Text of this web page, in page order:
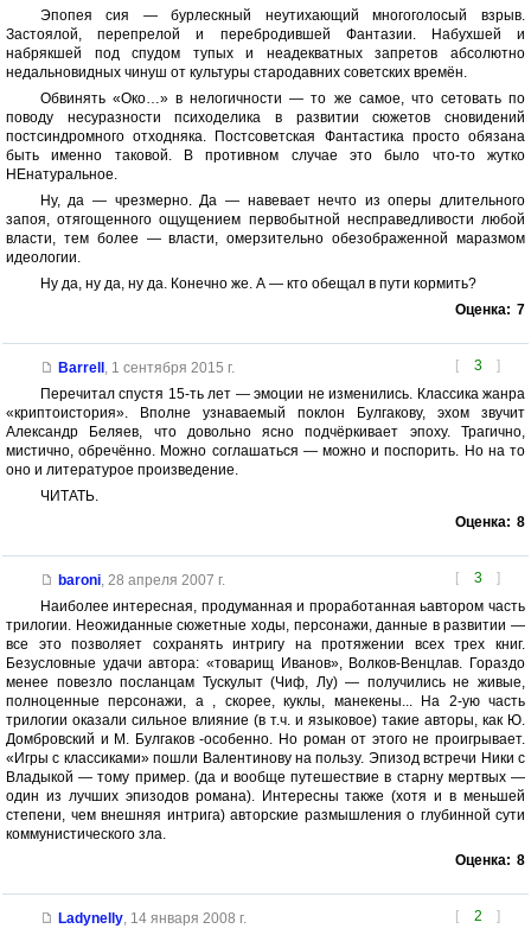
Эпопея сия — бурлескный неутихающий многоголосый взрыв.
Застоялой, перепрелой и перебродившей Фантазии. Набухшей и
набрякшей под спудом тупых и неадекватных запретов абсолютно
недальновидных чинуш от культуры стародавних советских времён.
Обвинять «Око…» в нелогичности — то же самое, что сетовать по
поводу несуразности психоделика в развитии сюжетов сновидений
постсиндромного отходняка. Постсоветская Фантастика просто обязана
быть именно таковой. В противном случае это было что-то жутко
НЕнатуральное.
Ну, да — чрезмерно. Да — навевает нечто из оперы длительного
запоя, отягощенного ощущением первобытной несправедливости любой
власти, тем более — власти, омерзительно обезображенной маразмом
идеологии.
Ну да, ну да, ну да. Конечно же. А — кто обещал в пути кормить?
Оценка: 7
[ 3 ]
Barrell , 1 сентября 2015 г.
Перечитал спустя 15-ть лет — эмоции не изменились. Классика жанра
«криптоистория». Вполне узнаваемый поклон Булгакову, эхом звучит
Александр Беляев, что довольно ясно подчёркивает эпоху. Трагично,
мистично, обречённо. Можно соглашаться — можно и поспорить. Но на то
оно и литературое произведение.
ЧИТАТЬ.
Оценка: 8
[ 3 ]
baroni, 28 апреля 2007 г.
Наиболее интересная, продуманная и проработанная ьавтором часть
трилогии. Неожиданные сюжетные ходы, персонажи, данные в развитии —
все это позволяет сохранять интригу на протяжении всех трех книг.
Безусловные удачи автора: «товарищ Иванов», Волков-Венцлав. Гораздо
менее повезло посланцам Тускулыт (Чиф, Лу) — получились не живые,
полноценные персонажи, а , скорее, куклы, манекены... На 2-ую часть
трилогии оказали сильное влияние (в т.ч. и языковое) такие авторы, как Ю.
Домбровский и М. Булгаков -особенно. Но роман от этого не проигрывает.
«Игры с классиками» пошли Валентинову на пользу. Эпизод встречи Ники с
Владыкой — тому пример. (да и вообще путешествие в старну мертвых —
один из лучших эпизодов романа). Интересны также (хотя и в меньшей
степени, чем внешняя интрига) авторские размышления о глубинной сути
коммунистического зла.
Оценка: 8
[ 2 ]
Ladynelly, 14 января 2008 г.